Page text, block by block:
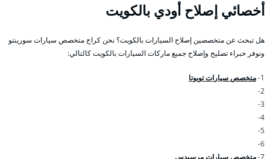
أخصائي إصلاح أودي بالكويت
هل تبحث عن متخصصين إصلاح السيارات بالكويت؟ نحن كراج متخصص سيارات سورينتو
ونوفر خبراء تصليح وإصلاح جميع ماركات السيارات بالكويت كالتالي:
1- متخصص سيارات تويوتا
2-
3-
4-
5-
6-